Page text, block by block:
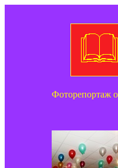
Фоторепортаж